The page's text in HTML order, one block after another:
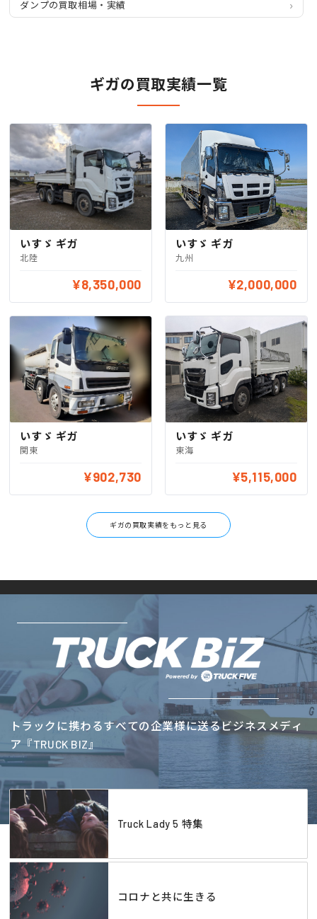
ダンプの買取相場・実績
ギガの買取実績一覧
いすゞ ギガ
北陸
¥8,350,000
いすゞ ギガ
九州
¥2,000,000
いすゞ ギガ
関東
¥902,730
いすゞ ギガ
東海
¥5,115,000
ギガの買取実績をもっと見る
トラックに携わるすべての企業様に送るビジネスメディ
ア『TRUCK BIZ』
Truck Lady 5 特集
コロナと共に生きる